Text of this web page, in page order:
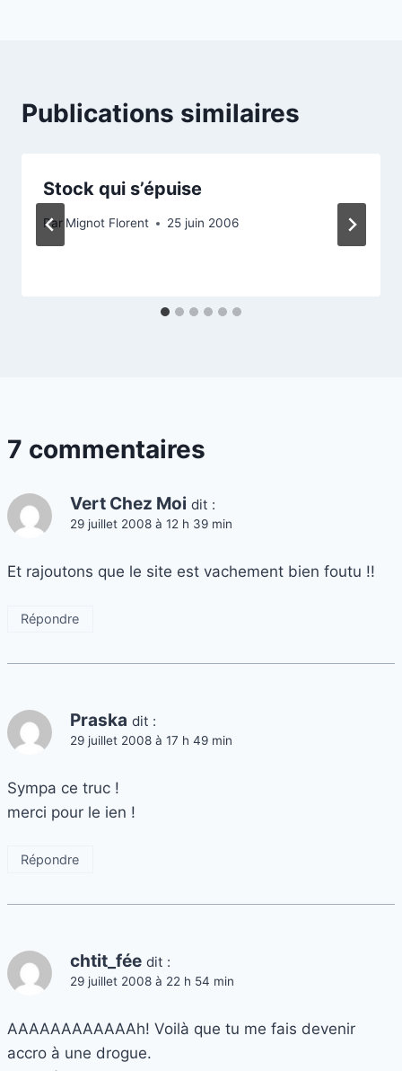
Publications similaires
Stock qui s’épuise
Par Mignot Florent 25 juin 2006
7 commentaires
Vert Chez Moi dit :
29 juillet 2008 à 12 h 39 min
Et rajoutons que le site est vachement bien foutu !!
Répondre
Praska dit :
29 juillet 2008 à 17 h 49 min
Sympa ce truc !
merci pour le ien !
Répondre
chtit_fée dit :
29 juillet 2008 à 22 h 54 min
AAAAAAAAAAAAh! Voilà que tu me fais devenir
accro à une drogue.